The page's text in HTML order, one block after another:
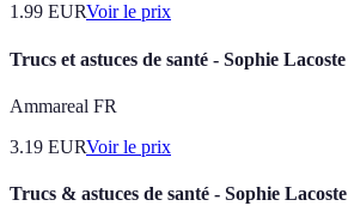
1.99 EURVoir le prix
Trucs et astuces de santé - Sophie Lacoste
Ammareal FR
3.19 EURVoir le prix
Trucs & astuces de santé - Sophie Lacoste